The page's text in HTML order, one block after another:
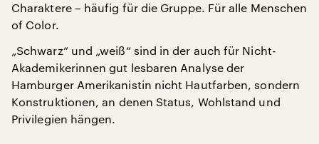
Charaktere – häufig für die Gruppe. Für alle Menschen
of Color.
„Schwarz“ und „weiß“ sind in der auch für Nicht-
Akademikerinnen gut lesbaren Analyse der
Hamburger Amerikanistin nicht Hautfarben, sondern
Konstruktionen, an denen Status, Wohlstand und
Privilegien hängen.